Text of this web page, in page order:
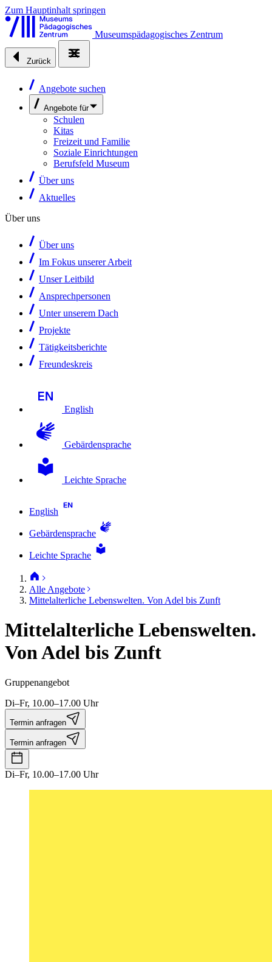
Zum Hauptinhalt springen
Museumspädagogisches Zentrum
Zurück
Angebote suchen
Angebote für
Schulen
Kitas
Freizeit und Familie
Soziale Einrichtungen
Berufsfeld Museum
Über uns
Aktuelles
Über uns
Über uns
Im Fokus unserer Arbeit
Unser Leitbild
Ansprechpersonen
Unter unserem Dach
Projekte
Tätigkeitsberichte
Freundeskreis
English
Gebärdensprache
Leichte Sprache
English
Gebärdensprache
Leichte Sprache
Alle Angebote
Mittelalterliche Lebenswelten. Von Adel bis Zunft
Mittelalterliche Lebenswelten.
Von Adel bis Zunft
Gruppenangebot
Di–Fr, 10.00–17.00 Uhr
Termin anfragen
Termin anfragen
Di–Fr, 10.00–17.00 Uhr